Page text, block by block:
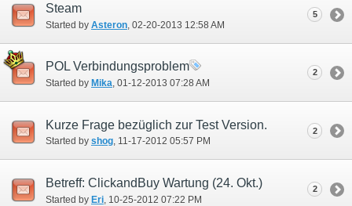
Steam
Started by Asteron ‎, 02-20-2013 12:58 AM
5
POL Verbindungsproblem
Started by Mika‎, 01-12-2013 07:28 AM
2
Kurze Frage bezüglich zur Test Version.
Started by shog‎, 11-17-2012 05:57 PM
2
Betreff: ClickandBuy Wartung (24. Okt.)
Started by Eri ‎, 10-25-2012 07:22 PM
2